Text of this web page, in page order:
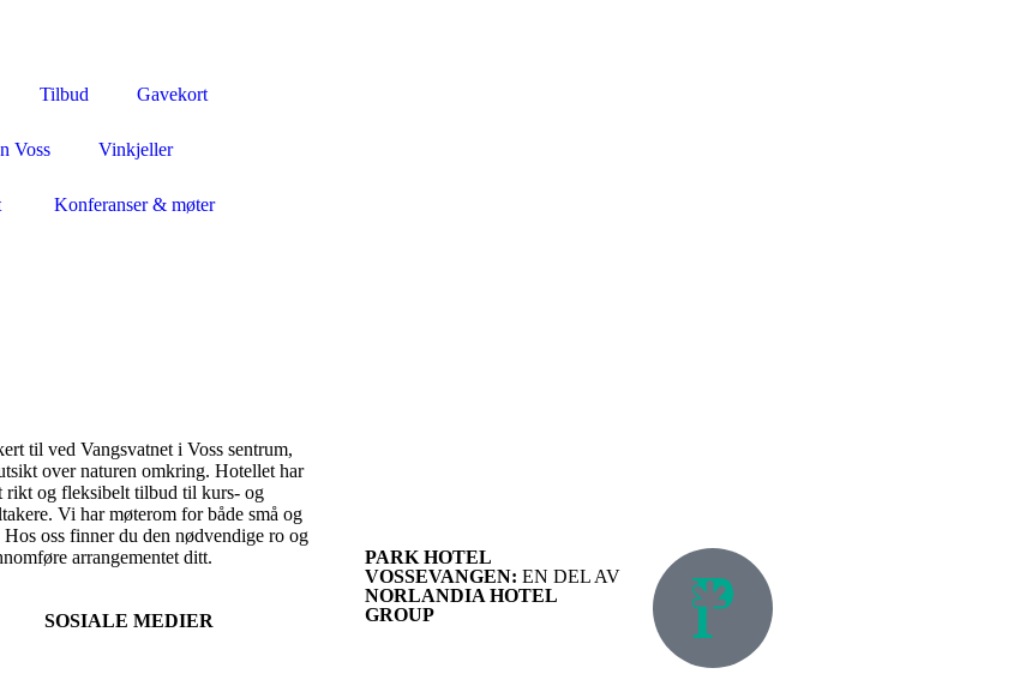
Tilbud Gavekort
Voss Vinkjeller
Konferanser & møter
til ved Vangsvatnet i Voss sentrum,
over naturen omkring. Hotellet har
rikt og fleksibelt tilbud til kurs- og
Vi har møterom for både små og
Hos oss finner du den nødvendige ro og
arrangementet ditt.
SOSIALE MEDIER
PARK HOTEL
VOSSEVANGEN: EN DEL AV
NORLANDIA HOTEL
GROUP